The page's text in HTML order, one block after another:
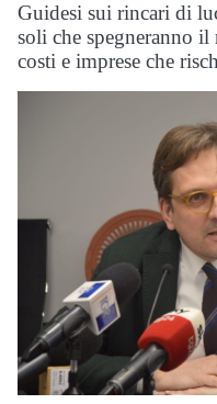
Guidesi sui rincari di
soli che spegneranno il
costi e imprese che